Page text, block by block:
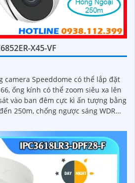
X45-VF
camera Speeddome có thể lắp đặt
ống kính có thể zoom siêu xa lên
vào ban đêm cực kì ấn tượng bằng
250m, chống ngược sáng WDR